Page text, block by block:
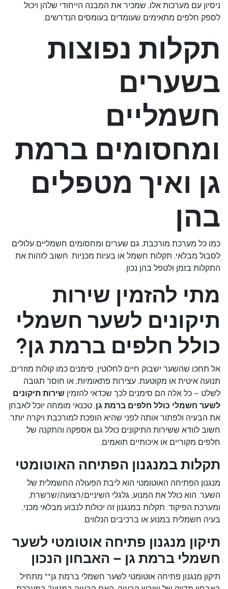
ניסיון עם מערכות אלו, שמכיר את המבנה הייחודי שלהן ויכול
לספק חלפים מתאימים שעומדים בעומסים הנדרשים.
תקלות נפוצות
בשערים
חשמליים
ומחסומים ברמת
גן ואיך מטפלים
בהן
כמו כל מערכת מורכבת, גם שערים ומחסומים חשמליים עלולים
לסבול מבלאי, תקלות חשמל או בעיות מכניות. חשוב לזהות את
התקלות בזמן ולטפל בהן נכון.
מתי להזמין שירות
תיקונים לשער חשמלי
כולל חלפים ברמת גן?
אל תחכו שהשער ישבוק חיים לחלוטין. סימנים כמו קולות מוזרים,
תנועה איטית או מקוטעת, עצירות פתאומיות, או חוסר תגובה
לשלט – כל אלה הם סימנים לכך שכדאי להזמין שירות תיקונים
לשער חשמלי כולל חלפים ברמת גן. טכנאי מומחה יוכל לאבחן
את הבעיה ולפתור אותה לפני שהיא הופכת למורכבת ויקרה יותר.
חשוב לוודא ששירות התיקונים כולל גם אספקה והתקנה של
חלפים מקוריים או איכותיים תואמים.
תקלות במנגנון הפתיחה האוטומטי
מנגנון הפתיחה האוטומטי הוא ליבת הפעולה החשמלית של
השער. הוא כולל את המנוע, גלגלי השיניים/רצועה/שרשרת,
ומערכת הפיקוד. תקלות במנגנון זה יכולות לנבוע מבלאי מכני,
בעיה חשמלית במנוע או ברכיבים הנלווים.
תיקון מנגנון פתיחה אוטומטי לשער
חשמלי ברמת גן – האבחון הנכון
תיקון מנגנון פתיחה אוטומטי לשער חשמלי ברמת גן** מתחיל